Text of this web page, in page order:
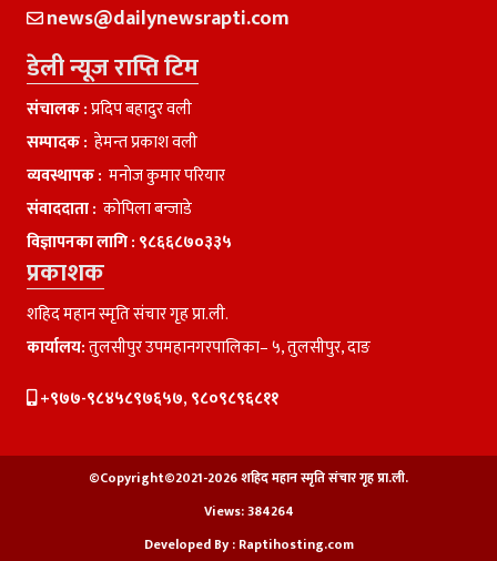
news@dailynewsrapti.com
डेली न्यूज राप्ति टिम
संचालक :प्रदिप बहादुर वली
सम्पादक : हेमन्त प्रकाश वली
व्यवस्थापक : मनाेज कुमार परियार
संवाददाता : काेपिला बन्जाडे
विज्ञापनका लागि : ९८६६८७०३३५
प्रकाशक
शहिद महान स्मृति संचार गृह प्रा.ली.
कार्यालय:तुलसीपुर उपमहानगरपालिका– ५, तुलसीपुर, दाङ
+९७७-९८४५८९७६५७, ९८०९८९६८११
©Copyright©2021-2026 शहिद महान स्मृति संचार गृह प्रा.ली.
Views:384264
Developed By : Raptihosting.com